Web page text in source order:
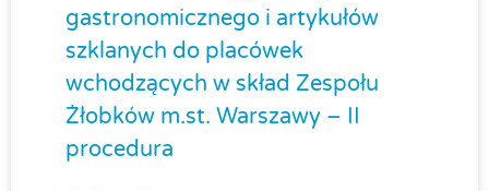
gastronomicznego i artykułów
szklanych do placówek
wchodzących w skład Zespołu
Żłobków m.st. Warszawy – II
procedura